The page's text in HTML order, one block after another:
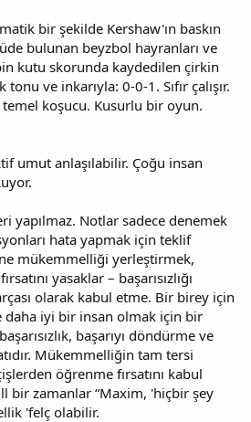
bir şekilde Kershaw'ın baskın
bulunan beyzbol hayranları ve
kutu skorunda kaydedilen çirkin
tonu ve inkarıyla: 0-0-1. Sıfır çalışır.
temel koşucu. Kusurlu bir oyun.
umut anlaşılabilir. Çoğu insan
yapılmaz. Notlar sadece denemek
hata yapmak için teklif
mükemmelliği yerleştirmek,
yasaklar – başarısızlığı
olarak kabul etme. Bir birey için
daha iyi bir insan olmak için bir
başarıyı döndürme ve
Mükemmelliğin tam tersi
öğrenme fırsatını kabul
bir zamanlar “Maxim, 'hiçbir şey
'felç olabilir.